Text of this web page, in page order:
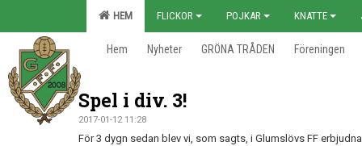
HEM FLICKOR POJKAR KNATTE
Hem Nyheter GRÖNA TRÅDEN Föreningen
Spel i div. 3!
2017-01-12 11:28
För 3 dygn sedan blev vi, som sagts, i Glumslövs FF